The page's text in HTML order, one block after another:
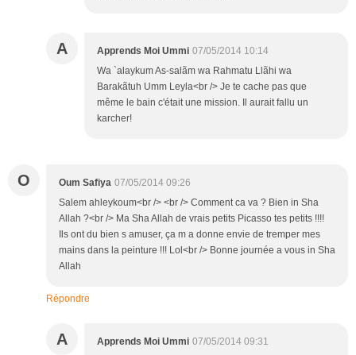
A Apprends Moi Ummi 07/05/2014 10:14
Wa `alaykum As-salãm wa Rahmatu Llãhi wa
Barakãtuh Umm Leyla<br /> Je te cache pas que
même le bain c'était une mission. Il aurait fallu un
karcher!
O Oum Safiya 07/05/2014 09:26
Salem ahleykoum<br /> <br /> Comment ca va ? Bien in Sha
Allah ?<br /> Ma Sha Allah de vrais petits Picasso tes petits !!!!
Ils ont du bien s amuser, ça m a donne envie de tremper mes
mains dans la peinture !!! Lol<br /> Bonne journée a vous in Sha
Allah
Répondre
A Apprends Moi Ummi 07/05/2014 09:31